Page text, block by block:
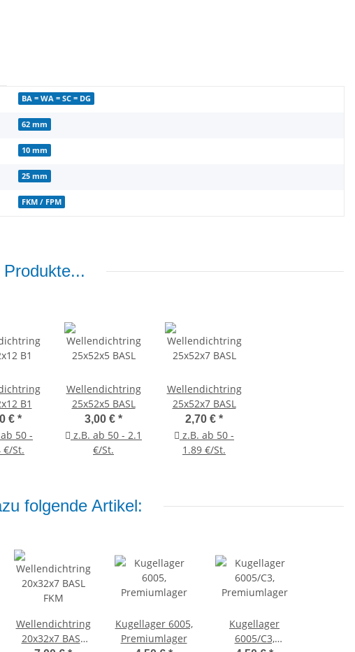
BA = WA = SC = DG
62 mm
10 mm
25 mm
FKM / FPM
B1
€ *
50 -
€/St.
Wellendichtring
25x52x5 BASL
3,00 € *
z.B. ab 50 - 2.1
€/St.
Wellendichtring
25x52x7 BASL
2,70 € *
z.B. ab 50 -
1.89 €/St.
folgende Artikel:
Wellendichtring
20x32x7 BASL
Kugellager 6005,
Premiumlager
Kugellager
6005/C3,